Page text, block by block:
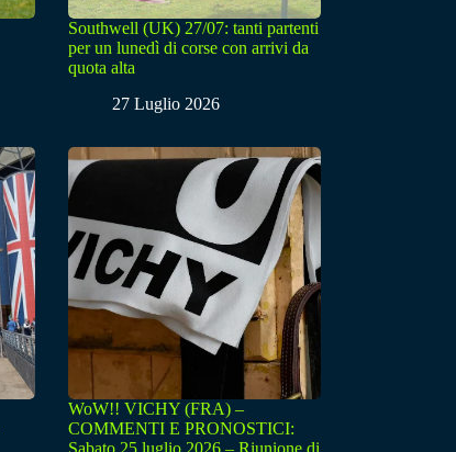
Southwell (UK) 27/07: tanti partenti
per un lunedì di corse con arrivi da
quota alta
27 Luglio 2026
WoW!! VICHY (FRA) –
COMMENTI E PRONOSTICI: